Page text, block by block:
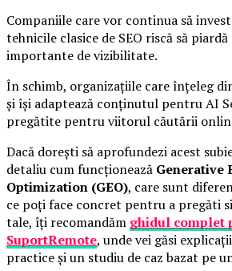
Companiile care vor continua să
tehnicile clasice de SEO riscă să
importante de vizibilitate.
În schimb, organizațiile care înțeleg
și își adaptează conținutul pentru AI
pregătite pentru viitorul căutării
Dacă dorești să aprofundezi acest
detaliu cum funcționează Generative
Optimization (GEO), care sunt
ce poți face concret pentru a pregăti
tale, îți recomandăm ghidul complet
SuportRemote, unde vei găsi
practice și un studiu de caz bazat pe